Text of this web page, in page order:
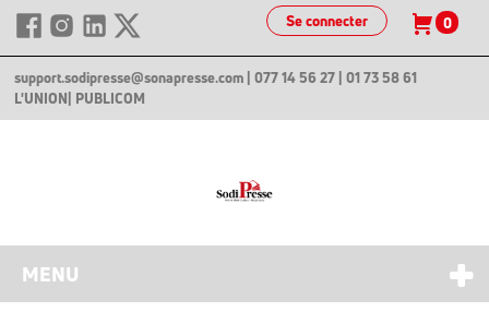
Se connecter 0
support.sodipresse@sonapresse.com | 077 14 56 27 | 01 73 58 61
L'UNION | PUBLICOM
MENU